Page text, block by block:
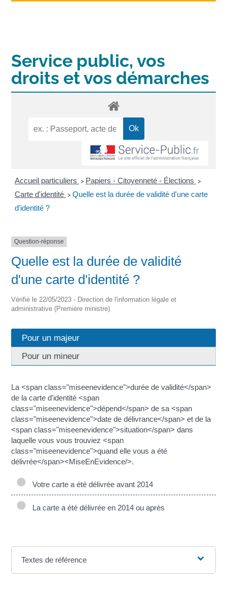
Service public, vos
droits et vos démarches
Accueil particuliers > Papiers - Citoyenneté - Élections >
Carte d'identité > Quelle est la durée de validité d'une carte
d'identité ?
Question-réponse
Quelle est la durée de validité
d'une carte d'identité ?
Vérifié le 22/05/2023 - Direction de l'information légale et
administrative (Première ministre)
Pour un majeur
Pour un mineur
La <span class="miseenevidence">durée de validité</span>
de la carte d'identité <span
class="miseenevidence">dépend</span> de sa <span
class="miseenevidence">date de délivrance</span> et de la
<span class="miseenevidence">situation</span> dans
laquelle vous vous trouviez <span
class="miseenevidence">quand elle vous a été
délivrée</span><MiseEnEvidence/>.
Votre carte a été délivrée avant 2014
La carte a été délivrée en 2014 ou après
Textes de référence